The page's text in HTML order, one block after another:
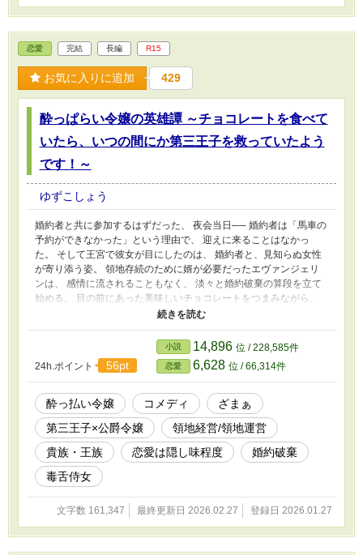
恋愛 完結 長編 R15
お気に入りに追加 429
酔っぱらい令嬢の英雄譚 ～チョコレートを食べて
いたら、いつの間にか第三王子を救っていたよう
です！～
ゆずこしょう
婚約者と共に参加するはずだった、 夜会当日── 婚約者は「馬車の
予約ができなかった」という理由で、 迎えに来ることはなかっ
た。 そして王宮で彼女が目にしたのは、 婚約者と、見知らぬ女性
が寄り添う姿。 領地存続のために婿が必要だったエヴァンジェリ
ンは、 感情に流されることもなく、 淡々と婚約破棄の算段を立て
始める。 目の前にあった美味しいチョコレートをつまみながら、
頭の中で、今後の算段を考えていると 別の修羅場が始まって
リンの評価と人生は、 思いもよらぬ方向へ転がり始める── 2月11
日 第一章完結 2月15日 第二章スタート予定
24h.ポイント
56pt
小説 14,896 位 / 228,585件
恋愛 6,628 位 / 66,314件
酔っ払い令嬢 コメディ
ざまぁ
第三王子×公爵令嬢
領地経営/領地運営
貴族・王族
恋愛は隠し味程度
婚約破棄
毒舌侍女
文字数 161,347 最終更新日 2026.02.27 登録日 2026.01.27